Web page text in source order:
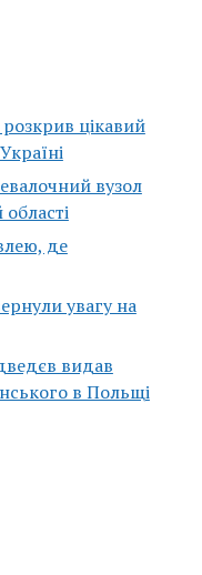
цікавий
вузол
де
увагу на
видав
в Польщі